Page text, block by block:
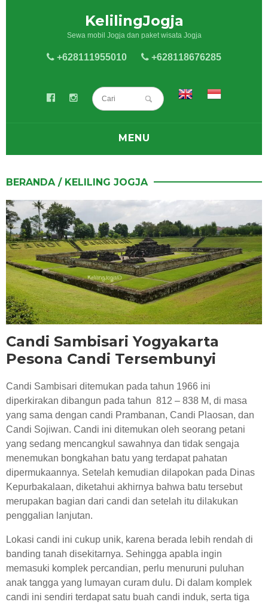
KelilingJogja
Sewa mobil Jogja dan paket wisata Jogja
+628111955010 +628118676285
MENU
SEWA MOBIL
SEWA HIACE
PAKET WISATA JOGJA
KELILING JOGJA
KULINER JOGJA
RESEP KULINER JOGJA
BERANDA / KELILING JOGJA
Candi Sambisari Yogyakarta
Pesona Candi Tersembunyi
Candi Sambisari ditemukan pada tahun 1966 ini
diperkirakan dibangun pada tahun 812 – 838 M, di masa
yang sama dengan candi Prambanan, Candi Plaosan, dan
Candi Sojiwan. Candi ini ditemukan oleh seorang petani
yang sedang mencangkul sawahnya dan tidak sengaja
menemukan bongkahan batu yang terdapat pahatan
dipermukaannya. Setelah kemudian dilapokan pada Dinas
Kepurbakalaan, diketahui akhirnya bahwa batu tersebut
merupakan bagian dari candi dan setelah itu dilakukan
penggalian lanjutan.
Lokasi candi ini cukup unik, karena berada lebih rendah di
banding tanah disekitarnya. Sehingga apabla ingin
memasuki komplek percandian, perlu menuruni puluhan
anak tangga yang lumayan curam dulu. Di dalam komplek
candi ini sendiri terdapat satu buah candi induk, serta tiga